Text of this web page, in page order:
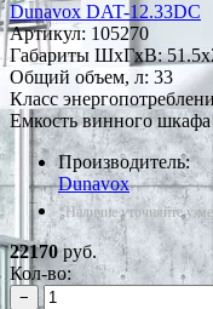
Dunavox DAT-12.33DC
Артикул: 105270
Габариты ШxГxВ:
Общий объем, л: 33
Класс
Емкость винного
Производитель:
Dunavox
*Наличие уточняйте у
22170руб.
Кол-во:
−